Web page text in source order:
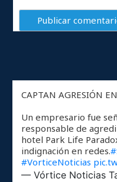
CAPTAN AGRESIÓN
Un empresario fue
responsable de
hotel Park Life
indignación en redes.
#VorticeNoticias
— Vórtice Noticias